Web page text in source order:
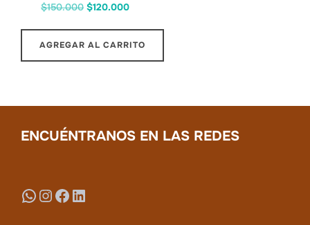
$150.000 El
original
$120.000El
actual
AGREGAR AL CARRITO
ENCUÉNTRANOS EN LAS REDES
WhatsApp
Instagram
Facebook
LinkedIn